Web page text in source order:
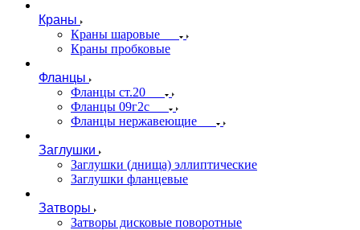
Краны
Краны шаровые
Краны пробковые
Фланцы
Фланцы ст.20
Фланцы 09г2с
Фланцы нержавеющие
Заглушки
Заглушки (днища) эллиптические
Заглушки фланцевые
Затворы
Затворы дисковые поворотные